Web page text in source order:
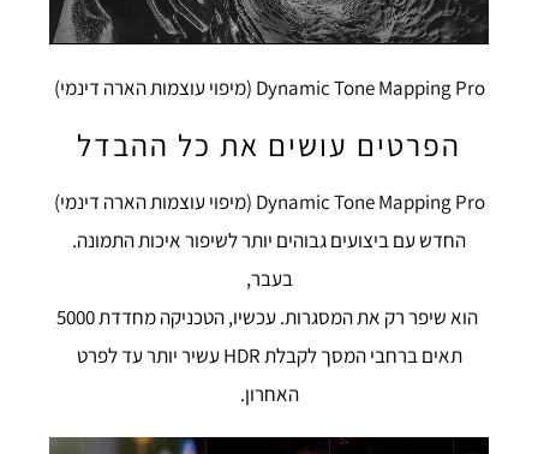
Dynamic Tone Mapping Pro (מיפוי עוצמות הארה דינמי)
הפרטים עושים את כל ההבדל
Dynamic Tone Mapping Pro (מיפוי עוצמות הארה דינמי)
החדש עם ביצועים גבוהים יותר לשיפור איכות התמונה.
בעבר,
הוא שיפר רק את המסגרות. עכשיו, הטכניקה מחדדת 5000
תאים ברחבי המסך לקבלת HDR עשיר יותר עד לפרט
האחרון.